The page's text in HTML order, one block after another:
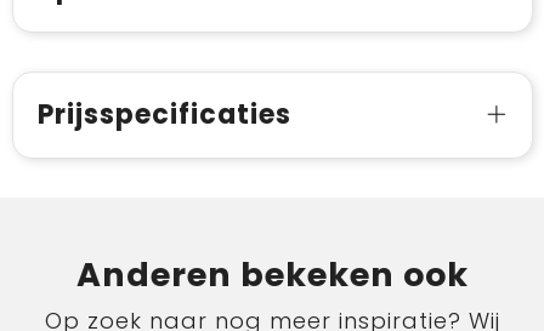
Prijsspecificaties
Anderen bekeken ook
Op zoek naar nog meer inspiratie? Wij